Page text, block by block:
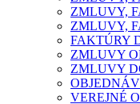
ZMLUVY,
ZMLUVY,
FAKTÚRY
ZMLUVY
ZMLUVY
VEREJNÉ